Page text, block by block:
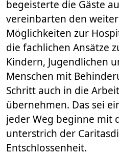
begeisterte die Gäste
vereinbarten den
Möglichkeiten zur
die fachlichen Ansätze
Kindern, Jugendlichen
Menschen mit
Schritt auch in die
übernehmen. Das sei
jeder Weg beginne mit
unterstrich der
Entschlossenheit.